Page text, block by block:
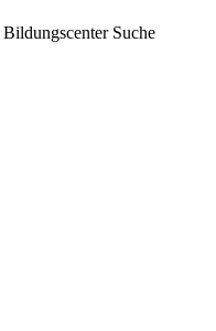
Bildungscenter Suche